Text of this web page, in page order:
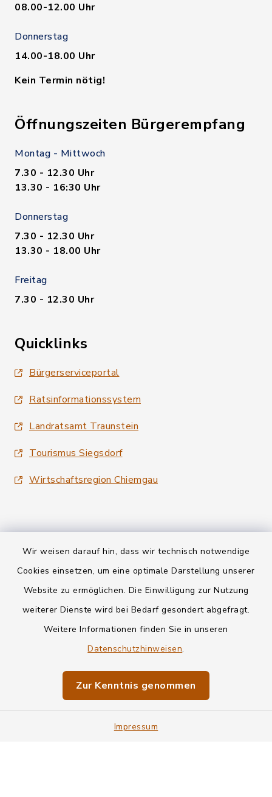
Wir weisen darauf hin, dass wir technisch notwendige
Cookies einsetzen, um eine optimale Darstellung unserer
Website zu ermöglichen. Die Einwilligung zur Nutzung
weiterer Dienste wird bei Bedarf gesondert abgefragt.
Weitere Informationen finden Sie in unseren
Datenschutzhinweisen.
Zur Kenntnis genommen
Impressum
08.00-12.00 Uhr
Donnerstag
14.00-18.00 Uhr
Kein Termin nötig!
Öffnungszeiten Bürgerempfang
Montag - Mittwoch
7.30 - 12.30 Uhr
13.30 - 16:30 Uhr
Donnerstag
7.30 - 12.30 Uhr
13.30 - 18.00 Uhr
Freitag
7.30 - 12.30 Uhr
Quicklinks
Bürgerserviceportal
Ratsinformationssystem
Landratsamt Traunstein
Tourismus Siegsdorf
Wirtschaftsregion Chiemgau
Kontakt
Informationspflichten
Impressum
Sitemap